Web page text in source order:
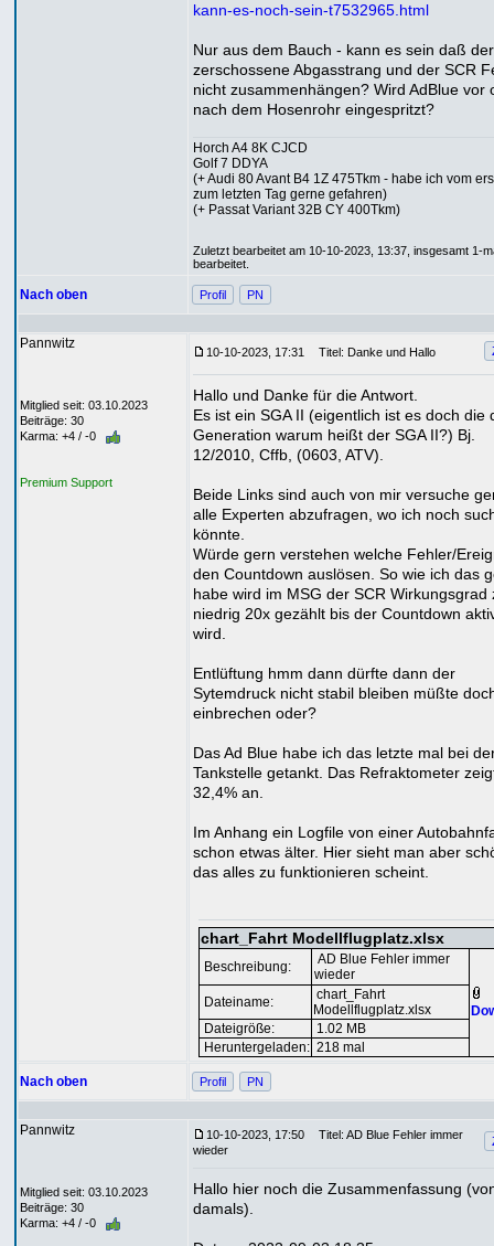
kann-es-noch-sein-t7532965.html
Nur aus dem Bauch - kann es sein daß der
zerschossene Abgasstrang und der SCR
nicht zusammenhängen? Wird AdBlue vor
nach dem Hosenrohr eingespritzt?
Horch A4 8K CJCD
Golf 7 DDYA
(+ Audi 80 Avant B4 1Z 475Tkm - habe ich vom
zum letzten Tag gerne gefahren)
(+ Passat Variant 32B CY 400Tkm)
Zuletzt bearbeitet am 10-10-2023, 13:37, insgesamt 1-
bearbeitet.
Nach oben Profil PN
Pannwitz
Mitglied seit: 03.10.2023
Beiträge: 30
Karma: +4 / -0
Premium Support
10-10-2023, 17:31 Titel: Danke und Hallo
Hallo und Danke für die Antwort.
Es ist ein SGA II (eigentlich ist es doch die
Generation warum heißt der SGA II?) Bj.
12/2010, Cffb, (0603, ATV).
Beide Links sind auch von mir versuche
alle Experten abzufragen, wo ich noch
könnte.
Würde gern verstehen welche Fehler/
den Countdown auslösen. So wie ich das
habe wird im MSG der SCR Wirkungsgrad
niedrig 20x gezählt bis der Countdown
wird.
Entlüftung hmm dann dürfte dann der
Sytemdruck nicht stabil bleiben müßte
einbrechen oder?
Das Ad Blue habe ich das letzte mal bei
Tankstelle getankt. Das Refraktometer
32,4% an.
Im Anhang ein Logfile von einer
schon etwas älter. Hier sieht man aber
das alles zu funktionieren scheint.
chart_Fahrt Modellflugplatz.xlsx
Beschreibung:
AD Blue Fehler immer
wieder
Dateiname:
chart_Fahrt
Modellflugplatz.xlsx
Dateigröße:
1.02 MB
Heruntergeladen: 218 mal
Nach oben Profil PN
Pannwitz
Mitglied seit: 03.10.2023
Beiträge: 30
Karma: +4 / -0
10-10-2023, 17:50
Titel: AD Blue Fehler immer
wieder
Hallo hier noch die Zusammenfassung
damals).